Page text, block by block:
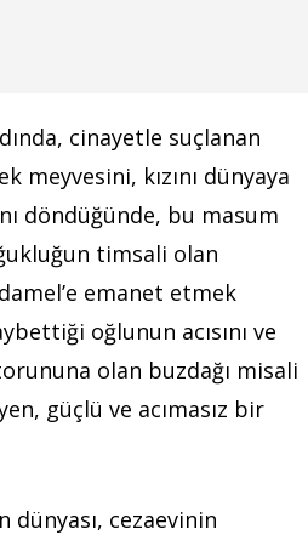
cinayetle suçlanan
meyvesini, kızını dünyaya
döndüğünde, bu masum
timsali olan
emanet etmek
oğlunun acısını ve
olan buzdağı misali
güçlü ve acımasız bir
dünyası, cezaevinin